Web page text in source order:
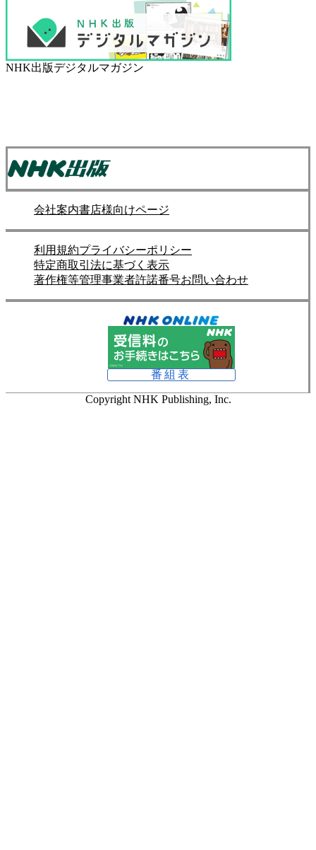
NHK出版デジタルマガジン
会社案内書店様向けページ
利用規約プライバシーポリシー
特定商取引法に基づく表示
著作権等管理事業者許諾番号お問い合わせ
番組表
Copyright NHK Publishing, Inc.